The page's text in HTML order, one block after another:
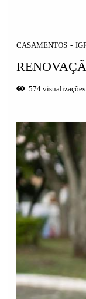
CASAMENTOS
574 visualizações